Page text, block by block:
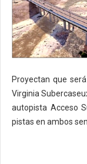
Proyectan que
Virginia
autopista Acceso
pistas en ambos